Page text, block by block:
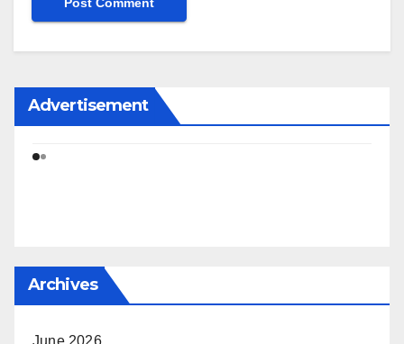
Advertisement
Archives